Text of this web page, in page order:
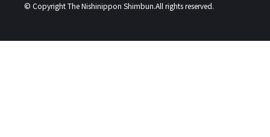
© Copyright The Nishinippon Shimbun.All rights reserved.